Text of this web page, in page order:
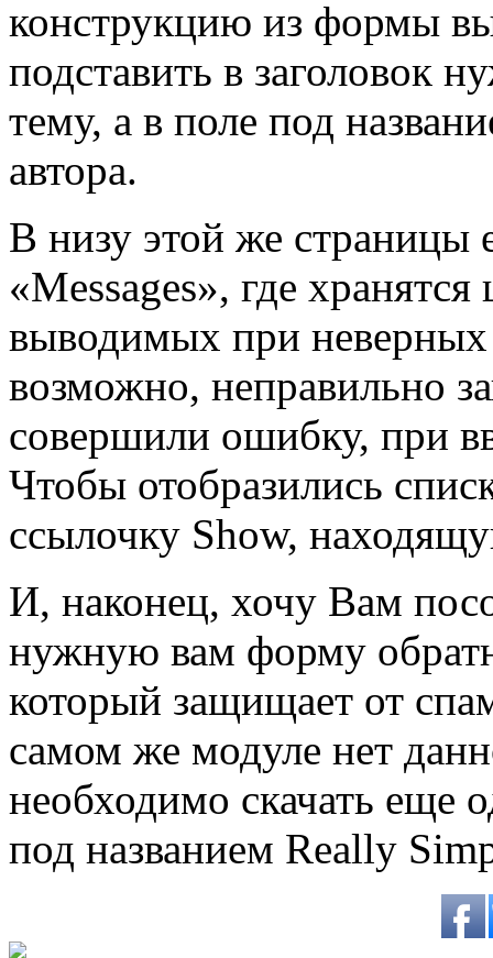
конструкцию из формы
подставить в заголовок
тему, а в поле под
автора.
В низу этой же страницы
«Messages», где
выводимых при неверных
возможно, неправильно
совершили ошибку, при
Чтобы отобразились
ссылочку Show,
И, наконец, хочу Вам
нужную вам форму
который защищает от
самом же модуле нет
необходимо скачать еще
под названием Really